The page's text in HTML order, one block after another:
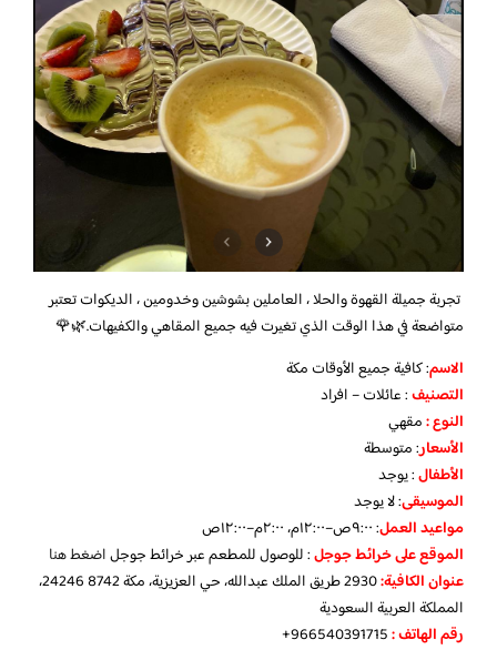
تجربة جميلة القهوة والحلا ، العاملين بشوشين وخدومين ، الديكوات تعتبر
متواضعة في هذا الوقت الذي تغيرت فيه جميع المقاهي والكفيهات.🌿🌹
الاسم: كافية جميع الأوقات مكة
التصنيف: عائلات – افراد
النوع :مقهي
الأسعار:متوسطة
الأطفال:يوجد
الموسيقى:لا يوجد
مواعيد العمل: ٩:٠٠ص–١٢:٠٠م، ٢:٠٠م–١٢:٠٠ص
الموقع على خرائط جوجل: للوصول للمطعم عبر خرائط جوجلاضغط هنا
عنوان الكافية:
2930 طريق الملك عبدالله، حي العزيزية، مكة 24246 8742،
المملكة العربية السعودية
رقم الهاتف :966540391715+